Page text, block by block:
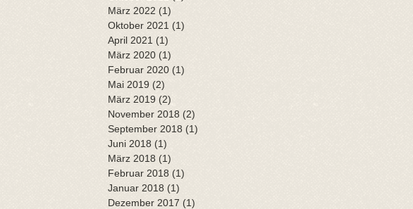
März 2022 (1)
Oktober 2021 (1)
April 2021 (1)
März 2020 (1)
Februar 2020 (1)
Mai 2019 (2)
März 2019 (2)
November 2018 (2)
September 2018 (1)
Juni 2018 (1)
März 2018 (1)
Februar 2018 (1)
Januar 2018 (1)
Dezember 2017 (1)